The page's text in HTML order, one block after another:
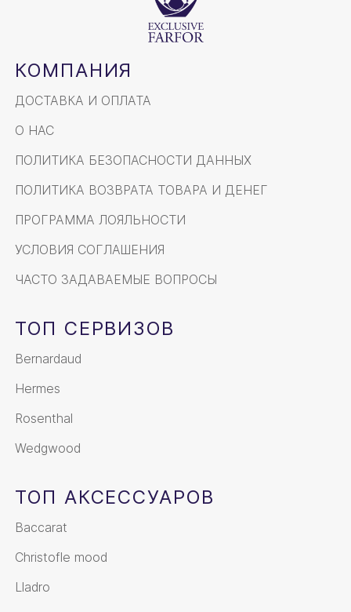
КОМПАНИЯ
ДОСТАВКА И ОПЛАТА
О НАС
ПОЛИТИКА БЕЗОПАСНОСТИ ДАННЫХ
ПОЛИТИКА ВОЗВРАТА ТОВАРА И ДЕНЕГ
ПРОГРАММА ЛОЯЛЬНОСТИ
УСЛОВИЯ СОГЛАШЕНИЯ
ЧАСТО ЗАДАВАЕМЫЕ ВОПРОСЫ
ТОП СЕРВИЗОВ
Bernardaud
Hermes
Rosenthal
Wedgwood
ТОП АКСЕССУАРОВ
Baccarat
Christofle mood
Lladro